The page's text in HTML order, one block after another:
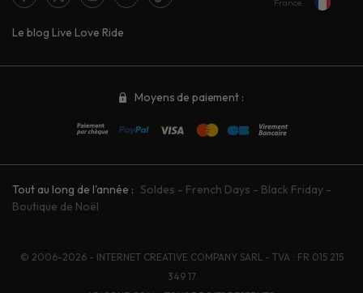
Le blog Live Love Ride
France
Moyens de paiement :
Tout au long de l'année : Soldes - French Days - Black Friday -
Boutique de Noël
© 2006-2026 - INTERNET CREATIVE COMPANY SARL - TVA : FR 015 215
349 17